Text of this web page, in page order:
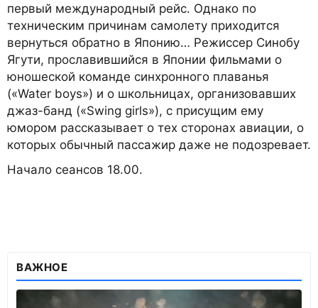
первый международный рейс. Однако по
техническим причинам самолету приходится
вернуться обратно в Японию… Режиссер Синобу
Ягути, прославившийся в Японии фильмами о
юношеской команде синхронного плаванья
(«Water boys») и о школьницах, организовавших
джаз-банд («Swing girls»), с присущим ему
юмором рассказывает о тех сторонах авиации, о
которых обычный пассажир даже не подозревает.
Начало сеансов 18.00.
ВАЖНОЕ